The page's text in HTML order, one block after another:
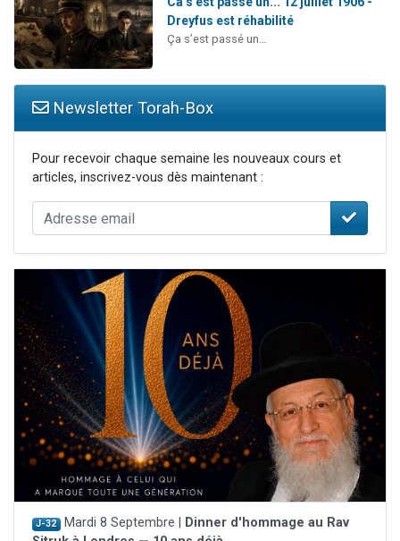
Dreyfus est réhabilité
Ça s’est passé un…
Newsletter Torah-Box
Pour recevoir chaque semaine les nouveaux cours et
articles, inscrivez-vous dès maintenant :
J-32 Mardi 8 Septembre |
Dinner d'hommage au Rav